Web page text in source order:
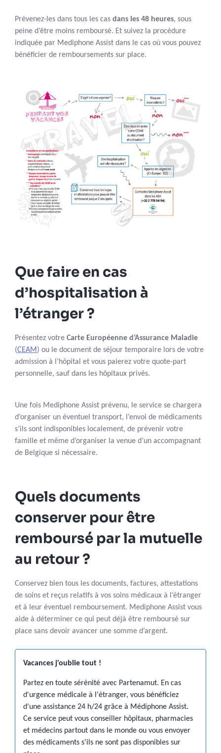
Prévenez-les dans tous les cas dans les 48 heures, sous
peine d’être moins remboursé. Et suivez la procédure
indiquée par Mediphone Assist dans le cas où vous pouvez
bénéficier de remboursements sur place.
Que faire en cas
d’hospitalisation à
l’étranger ?
Présentez votre Carte Européenne d’Assurance Maladie
(CEAM) ou le document de séjour temporaire lors de votre
admission à l’hôpital et vous paierez votre quote-part
personnelle, sauf dans les hôpitaux privés.
Une fois Mediphone Assist prévenu, le service se chargera
d’organiser un éventuel transport, l’envoi de médicaments
s’ils sont indisponibles localement, de prévenir votre
famille et même d’organiser la venue d’un accompagnant
de Belgique si nécessaire.
Quels documents
conserver pour être
remboursé par la mutuelle
au retour ?
Conservez bien tous les documents, factures, attestations
de soins et reçus relatifs à vos soins médicaux à l’étranger
et à leur éventuel remboursement. Mediphone Assist vous
aide à déterminer ce qui peut déjà être remboursé sur
place sans devoir avancer une somme d’argent.
Vacances j'oublie tout !
Partez en toute sérénité avec Partenamut. En cas
d'urgence médicale à l'étranger, vous bénéficiez
d'une assistance 24 h/24 grâce à Médiphone Assist.
Ce service peut vous conseiller hôpitaux, pharmacies
et médecins partout dans le monde ou vous envoyer
des médicaments s'ils ne sont pas disponibles sur